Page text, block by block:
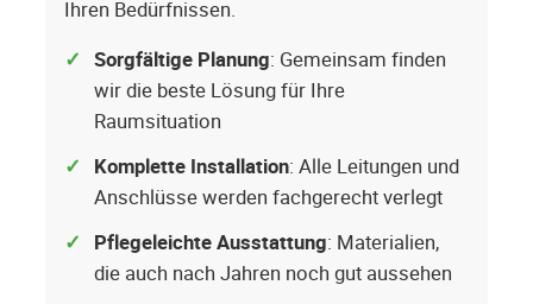
Ihren Bedürfnissen.
Sorgfältige Planung: Gemeinsam finden
wir die beste Lösung für Ihre
Raumsituation
Komplette Installation: Alle Leitungen und
Anschlüsse werden fachgerecht verlegt
Pflegeleichte Ausstattung: Materialien,
die auch nach Jahren noch gut aussehen